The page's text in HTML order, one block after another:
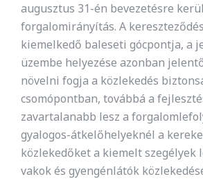
augusztus 31-én bevezetésre
forgalomirányítás. A
kiemelkedő baleseti gócpontja, a
üzembe helyezése azonban
növelni fogja a közlekedés
csomópontban, továbbá a
zavartalanabb lesz a
gyalogos-átkelőhelyeknél a
közlekedőket a kiemelt szegélyek
vakok és gyengénlátók